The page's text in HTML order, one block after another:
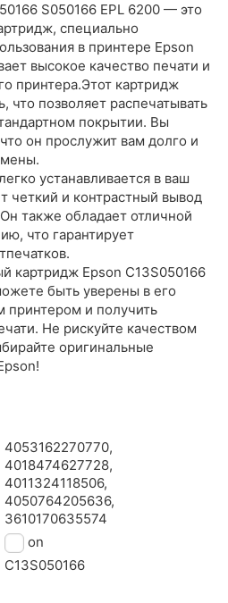
S050166 EPL 6200 — это
специально
в принтере Epson
высокое качество печати и
принтера.Этот картридж
что позволяет распечатывать
покрытии. Вы
он прослужит вам долго и
устанавливается в ваш
четкий и контрастный вывод
также обладает отличной
что гарантирует
картридж Epson C13S050166
быть уверены в его
принтером и получить
Не рискуйте качеством
оригинальные
4053162270770,
4018474627728,
4011324118506,
4050764205636,
3610170635574
Epson
C13S050166